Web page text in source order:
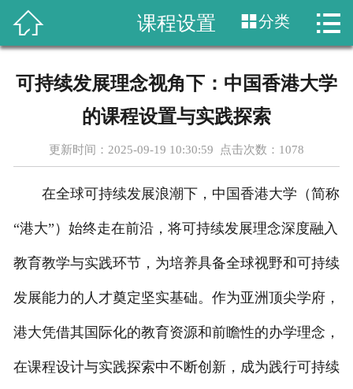
 首页
课程设置
新闻动态
成功案例
行业资讯
教学成果
在线留言
 课程设置 分类 
可持续发展理念视角下：中国香港大学
的课程设置与实践探索
更新时间：2025-09-19 10:30:59 点击次数： 1078
在全球可持续发展浪潮下，中国香港大学（简称
“港大”）始终走在前沿，将可持续发展理念深度融入
教育教学与实践环节，为培养具备全球视野和可持续
发展能力的人才奠定坚实基础。作为亚洲顶尖学府，
港大凭借其国际化的教育资源和前瞻性的办学理念，
在课程设计与实践探索中不断创新，成为践行可持续